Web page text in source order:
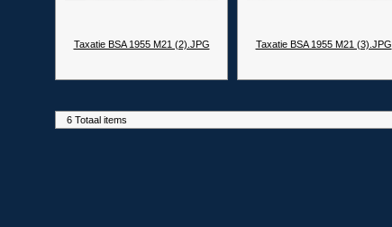
Taxatie BSA 1955 M21 (2).JPG Taxatie BSA 1955 M21 (3).JPG
6 Totaal items